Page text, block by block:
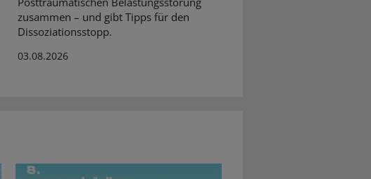
zusammen – und gibt Tipps für den
Dissoziationsstopp.
03.08.2026